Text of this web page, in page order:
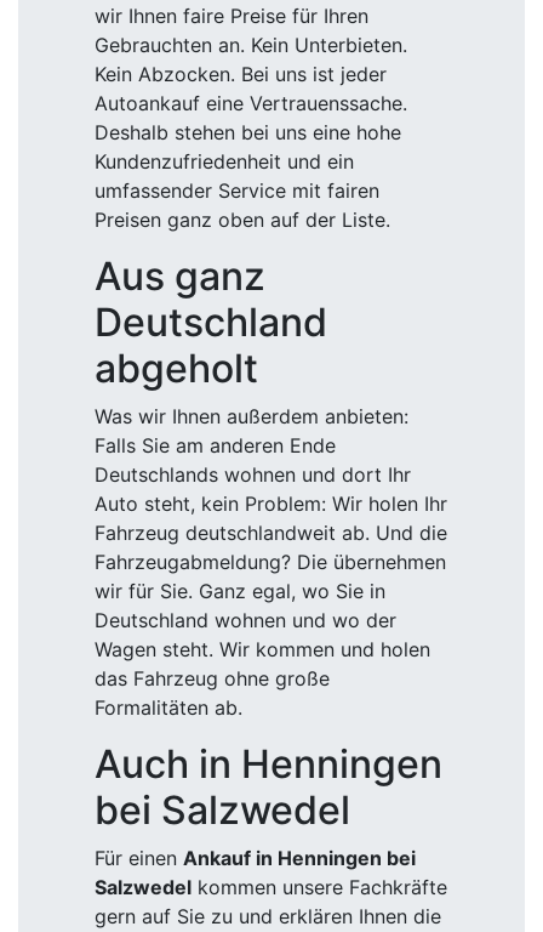
wir Ihnen faire Preise für Ihren
Gebrauchten an. Kein Unterbieten.
Kein Abzocken. Bei uns ist jeder
Autoankauf eine Vertrauenssache.
Deshalb stehen bei uns eine hohe
Kundenzufriedenheit und ein
umfassender Service mit fairen
Preisen ganz oben auf der Liste.
Aus ganz
Deutschland
abgeholt
Was wir Ihnen außerdem anbieten:
Falls Sie am anderen Ende
Deutschlands wohnen und dort Ihr
Auto steht, kein Problem: Wir holen Ihr
Fahrzeug deutschlandweit ab. Und die
Fahrzeugabmeldung? Die übernehmen
wir für Sie. Ganz egal, wo Sie in
Deutschland wohnen und wo der
Wagen steht. Wir kommen und holen
das Fahrzeug ohne große
Formalitäten ab.
Auch in Henningen
bei Salzwedel
Für einen Ankauf in Henningen bei
Salzwedel kommen unsere Fachkräfte
gern auf Sie zu und erklären Ihnen die